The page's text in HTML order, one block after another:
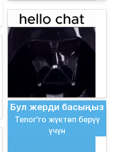
Бул жерди басыңыз
Tenor'го жүктөп берүү
үчүн